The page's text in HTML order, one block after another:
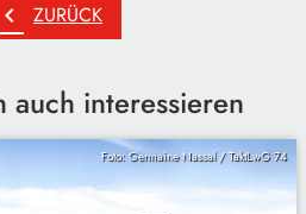
chevron_left ZURÜCK
auch interessieren
Foto: Germaine Nassal / TaktLwG 74